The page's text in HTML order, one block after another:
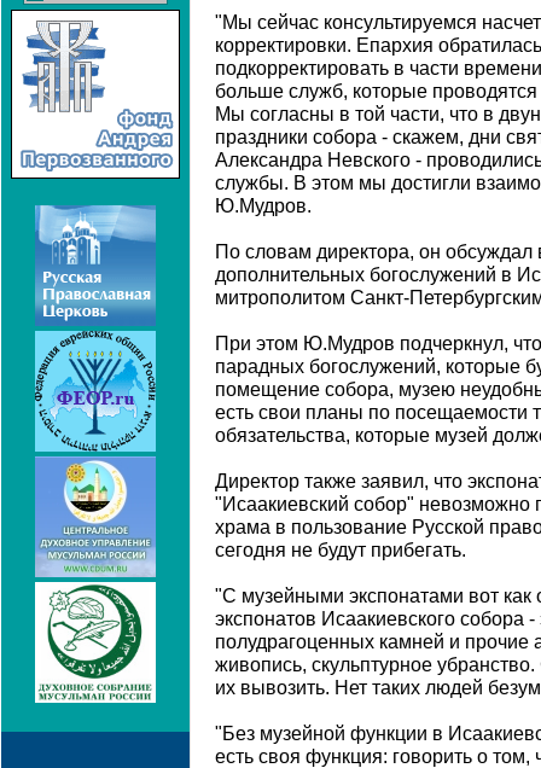
"Мы сейчас консультируемся
корректировки. Епархия
подкорректировать в части
больше служб, которые
Мы согласны в той части, что в
праздники собора - скажем, дни
Александра Невского -
службы. В этом мы достигли
Ю.Мудров.
По словам директора, он обсуждал
дополнительных богослужений в
митрополитом Санкт-
При этом Ю.Мудров подчеркнул,
парадных богослужений, которые
помещение собора, музею
есть свои планы по посещаемости
обязательства, которые музей
Директор также заявил, что
"Исаакиевский собор" невозможно
храма в пользование Русской
сегодня не будут прибегать.
"С музейными экспонатами вот как
экспонатов Исаакиевского собора
полудрагоценных камней и прочие
живопись, скульптурное
их вывозить. Нет таких людей
"Без музейной функции в
есть своя функция: говорить о том,